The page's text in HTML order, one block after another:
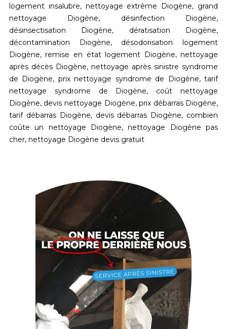
logement insalubre, nettoyage extrême Diogène, grand
nettoyage Diogène, désinfection Diogène,
désinsectisation Diogène, dératisation Diogène,
décontamination Diogène, désodorisation logement
Diogène, remise en état logement Diogène, nettoyage
après décès Diogène, nettoyage après sinistre syndrome
de Diogène, prix nettoyage syndrome de Diogène, tarif
nettoyage syndrome de Diogène, coût nettoyage
Diogène, devis nettoyage Diogène, prix débarras Diogène,
tarif débarras Diogène, devis débarras Diogène, combien
coûte un nettoyage Diogène, nettoyage Diogène pas
cher, nettoyage Diogène devis gratuit